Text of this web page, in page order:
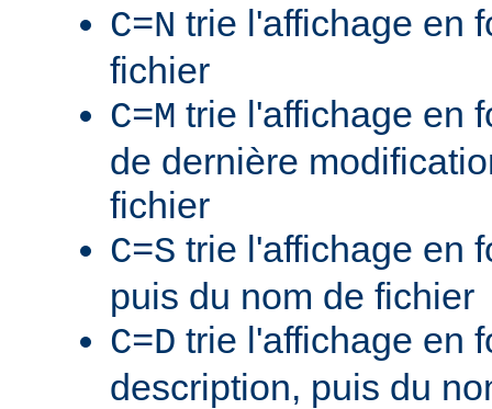
C=N trie l'affichage en
fichier
C=M trie l'affichage en
de dernière
fichier
C=S trie l'affichage en
puis du nom de fichier
C=D trie l'affichage en
description, puis du